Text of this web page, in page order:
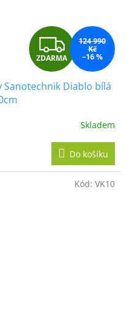
Z
D
A
R
M
A
ZDARMA
124 990
Kč
–16 %
Diablo bílá
Skladem
Do košíku
Kód: VK10